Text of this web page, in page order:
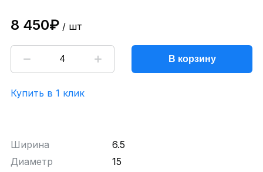
8 450₽/ шт
В корзину
Купить в 1 клик
Ширина
6.5
Диаметр
15